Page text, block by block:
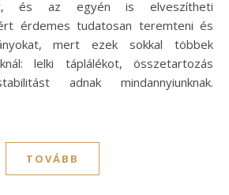
és az egyén is elveszítheti
érdemes tudatosan teremteni és
mert ezek sokkal többek
lelki táplálékot, összetartozás
adnak mindannyiunknak.
TOVÁBB